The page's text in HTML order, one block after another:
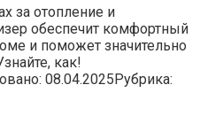
за отопление и
обеспечит комфортный
и поможет значительно
как!
08.04.2025Рубрика: